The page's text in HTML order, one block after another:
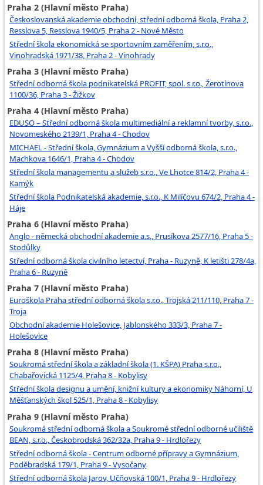
Praha 2 (Hlavní město Praha)
Českoslovanská akademie obchodní, střední odborná škola, Praha 2,
Resslova 5, Resslova 1940/5, Praha 2 - Nové Město
Střední škola ekonomická se sportovním zaměřením, s.r.o.,
Vinohradská 1971/38, Praha 2 - Vinohrady
Praha 3 (Hlavní město Praha)
Střední odborná škola podnikatelská PROFIT, spol. s r.o., Žerotínova
1100/36, Praha 3 - Žižkov
Praha 4 (Hlavní město Praha)
EDUSO – Střední odborná škola multimediální a reklamní tvorby, s.r.o.,
Novomeského 2139/1, Praha 4 - Chodov
MICHAEL - Střední škola, Gymnázium a Vyšší odborná škola, s.r.o.,
Machkova 1646/1, Praha 4 - Chodov
Střední škola managementu a služeb s.r.o., Ve Lhotce 814/2, Praha 4 -
Kamýk
Střední škola Podnikatelská akademie, s.r.o., K Milíčovu 674/2, Praha 4 -
Háje
Praha 6 (Hlavní město Praha)
Anglo - německá obchodní akademie a.s., Prusíkova 2577/16, Praha 5 -
Stodůlky
Střední odborná škola civilního letectví, Praha - Ruzyně, K letišti 278/4a,
Praha 6 - Ruzyně
Praha 7 (Hlavní město Praha)
Euroškola Praha střední odborná škola s.r.o., Trojská 211/110, Praha 7 -
Troja
Obchodní akademie Holešovice, Jablonského 333/3, Praha 7 -
Holešovice
Praha 8 (Hlavní město Praha)
Soukromá střední škola a základní škola (1. KŠPA) Praha s.r.o.,
Chabařovická 1125/4, Praha 8 - Kobylisy
Střední škola designu a umění, knižní kultury a ekonomiky Náhorní, U
Měšťanských škol 525/1, Praha 8 - Kobylisy
Praha 9 (Hlavní město Praha)
Soukromá střední odborná škola a Soukromé střední odborné učiliště
BEAN, s.r.o., Českobrodská 362/32a, Praha 9 - Hrdlořezy
Střední odborná škola - Centrum odborné přípravy a Gymnázium,
Poděbradská 179/1, Praha 9 - Vysočany
Střední odborná škola Jarov, Učňovská 100/1, Praha 9 - Hrdlořezy